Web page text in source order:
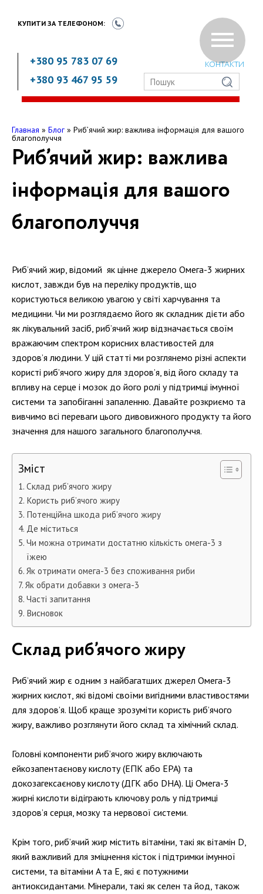
КУПИТИ ЗА ТЕЛЕФОНОМ:
+380 95 783 07 69
+380 93 467 95 59
КОНТАКТИ
Главная » Блог » Риб’ячий жир: важлива інформація для вашого
благополуччя
Риб’ячий жир: важлива
інформація для вашого
благополуччя
Риб’ячий жир, відомий як цінне джерело Омега-3 жирних
кислот, завжди був на переліку продуктів, що
користуються великою увагою у світі харчування та
медицини. Чи ми розглядаємо його як складник дієти або
як лікувальний засіб, риб’ячий жир відзначається своїм
вражаючим спектром корисних властивостей для
здоров’я людини. У цій статті ми розглянемо різні аспекти
користі риб’ячого жиру для здоров’я, від його складу та
впливу на серце і мозок до його ролі у підтримці імунної
системи та запобіганні запаленню. Давайте розкриємо та
вивчимо всі переваги цього дивовижного продукту та його
значення для нашого загального благополуччя.
Зміст
Склад риб’ячого жиру
Користь риб’ячого жиру
Потенційна шкода риб’ячого жиру
Де міститься
Чи можна отримати достатню кількість омега-3 з
їжею
Як отримати омега-3 без споживання риби
Як обрати добавки з омега-3
Часті запитання
Висновок
Склад риб’ячого жиру
Риб’ячий жир є одним з найбагатших джерел Омега-3
жирних кислот, які відомі своїми вигідними властивостями
для здоров’я. Щоб краще зрозуміти користь риб’ячого
жиру, важливо розглянути його склад та хімічний склад.
Головні компоненти риб’ячого жиру включають
ейкозапентаєнову кислоту (ЕПК або EPA) та
докозагексаєнову кислоту (ДГК або DHA). Ці Омега-3
жирні кислоти відіграють ключову роль у підтримці
здоров’я серця, мозку та нервової системи.
Крім того, риб’ячий жир містить вітаміни, такі як вітамін D,
який важливий для зміцнення кісток і підтримки імунної
системи, та вітаміни A та E, які є потужними
антиоксидантами. Мінерали, такі як селен та йод, також